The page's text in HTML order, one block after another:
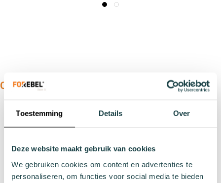
Toestemming Details Over
Deze website maakt gebruik van cookies
We gebruiken cookies om content en advertenties te
personaliseren, om functies voor social media te bieden
OUR PRODUCTS:
Slipper socks
Winter socks
Formal socks